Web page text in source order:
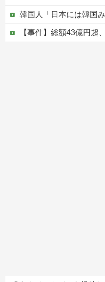
韓国人「日本には韓国みたいなドラッグストアがな
【事件】総額43億円超、人気アニメグッズを"大量注文しキャンセル"女